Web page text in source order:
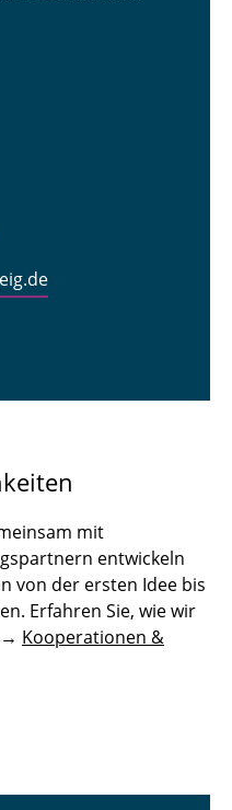
mit
entwickeln
von der ersten Idee bis
Erfahren Sie, wie wir
Kooperationen &